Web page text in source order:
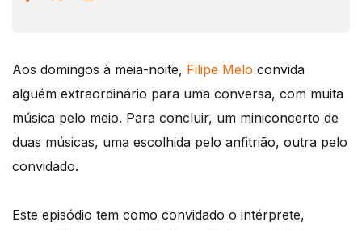
Aos domingos à meia-noite, Filipe Melo convida
alguém extraordinário para uma conversa, com muita
música pelo meio. Para concluir, um miniconcerto de
duas músicas, uma escolhida pelo anfitrião, outra pelo
convidado.
Este episódio tem como convidado o intérprete,